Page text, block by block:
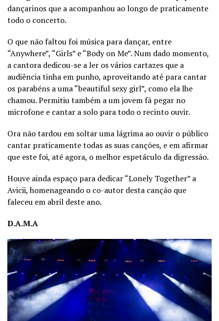
dançarinos que a acompanhou ao longo de praticamente
todo o concerto.
O que não faltou foi música para dançar, entre
“Anywhere”, “Girls” e “Body on Me”. Num dado momento,
a cantora dedicou-se a ler os vários cartazes que a
audiência tinha em punho, aproveitando até para cantar
os parabéns a uma “beautiful sexy girl”, como ela lhe
chamou. Permitiu também a um jovem fã pegar no
microfone e cantar a solo para todo o recinto ouvir.
Ora não tardou em soltar uma lágrima ao ouvir o público
cantar praticamente todas as suas canções, e em afirmar
que este foi, até agora, o melhor espetáculo da digressão.
Houve ainda espaço para dedicar “Lonely Together” a
Avicii, homenageando o co-autor desta canção que
faleceu em abril deste ano.
D.A.M.A